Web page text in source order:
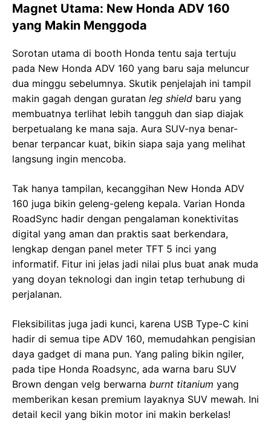
Magnet Utama: New Honda ADV 160
yang Makin Menggoda
Sorotan utama di booth Honda tentu saja tertuju
pada New Honda ADV 160 yang baru saja meluncur
dua minggu sebelumnya. Skutik penjelajah ini tampil
makin gagah dengan guratan leg shield baru yang
membuatnya terlihat lebih tangguh dan siap diajak
berpetualang ke mana saja. Aura SUV-nya benar-
benar terpancar kuat, bikin siapa saja yang melihat
langsung ingin mencoba.
Tak hanya tampilan, kecanggihan New Honda ADV
160 juga bikin geleng-geleng kepala. Varian Honda
RoadSync hadir dengan pengalaman konektivitas
digital yang aman dan praktis saat berkendara,
lengkap dengan panel meter TFT 5 inci yang
informatif. Fitur ini jelas jadi nilai plus buat anak muda
yang doyan teknologi dan ingin tetap terhubung di
perjalanan.
Fleksibilitas juga jadi kunci, karena USB Type-C kini
hadir di semua tipe ADV 160, memudahkan pengisian
daya gadget di mana pun. Yang paling bikin ngiler,
pada tipe Honda Roadsync, ada warna baru SUV
Brown dengan velg berwarna burnt titanium yang
memberikan kesan premium layaknya SUV mewah. Ini
detail kecil yang bikin motor ini makin berkelas!